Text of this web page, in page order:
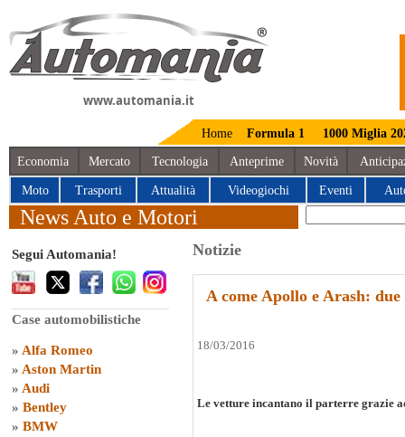
www.automania.it
Home Formula 1 1000 Miglia
Economia Mercato Tecnologia Anteprime Novità
Moto Trasporti Attualità Videogiochi Eventi
News Auto e Motori
Segui Automania!
Case automobilistiche
» Alfa Romeo
» Aston Martin
» Audi
» Bentley
» BMW
Notizie
A come Apollo e Arash:
18/03/2016
Le vetture incantano il parterre grazie